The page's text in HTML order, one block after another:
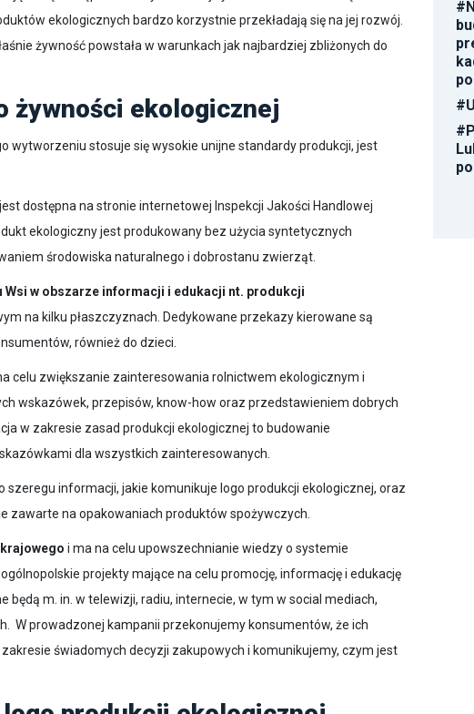
ekologicznych bardzo korzystnie przekładają się na jej rozwój.
żywność powstała w warunkach jak najbardziej zbliżonych do
żywności ekologicznej
wytworzeniu stosuje się wysokie unijne standardy produkcji, jest
dostępna na stronie internetowej Inspekcji Jakości Handlowej
ekologiczny jest produkowany bez użycia syntetycznych
środowiska naturalnego i dobrostanu zwierząt.
Wsi w obszarze informacji i edukacji nt. produkcji
na kilku płaszczyznach. Dedykowane przekazy kierowane są
również do dzieci.
celu zwiększanie zainteresowania rolnictwem ekologicznym i
wskazówek, przepisów, know-how oraz przedstawieniem dobrych
w zakresie zasad produkcji ekologicznej to budowanie
dla wszystkich zainteresowanych.
szeregu informacji, jakie komunikuje logo produkcji ekologicznej, oraz
zawarte na opakowaniach produktów spożywczych.
i ma na celu upowszechnianie wiedzy o systemie
projekty mające na celu promocję, informację i edukację
m. in. w telewizji, radiu, internecie, w tym w social mediach,
W prowadzonej kampanii przekonujemy konsumentów, że ich
świadomych decyzji zakupowych i komunikujemy, czym jest
#
#
#